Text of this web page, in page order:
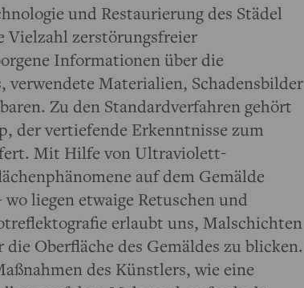
und Restaurierung des Städel
Vielzahl zerstörungsfreier
Informationen über die
verwendete Materialien, Schadensbilder
Zu den Standardverfahren gehört
der vertiefende Erkenntnisse zum
Mit Hilfe von Ultraviolett-
auf dem Gemälde
liegen etwaige Retuschen und
erlaubt uns, Malschichten
Oberfläche des Gemäldes zu blicken.
des Künstlers, wie eine